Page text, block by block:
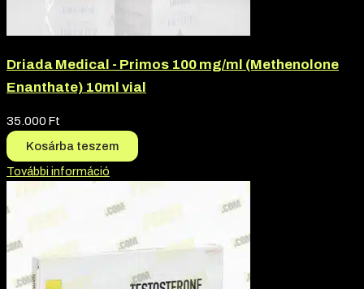
Driada Medical - Primos 100 mg/ml (Methenolone
Enanthate) 10ml vial
35.000 Ft
Kosárba teszem
További információ